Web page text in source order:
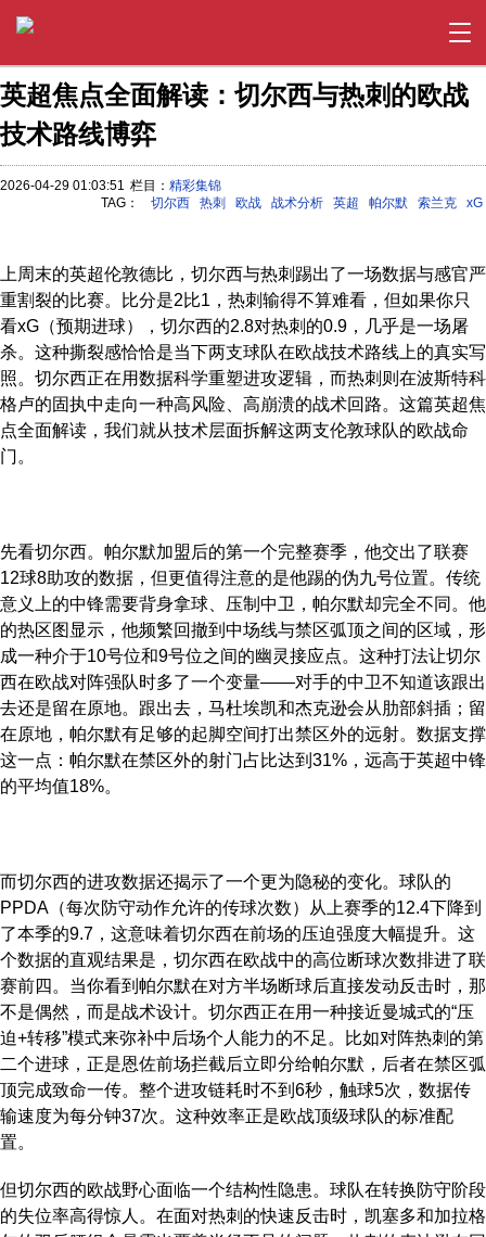
英超焦点全面解读：切尔西与热刺的欧战
技术路线博弈
2026-04-29 01:03:51 栏目： 精彩集锦
TAG：
切尔西 热刺 欧战 战术分析 英超 帕尔默 索兰克 xG
上周末的英超伦敦德比，切尔西与热刺踢出了一场数据与感官严
重割裂的比赛。比分是2比1，热刺输得不算难看，但如果你只
看xG（预期进球），切尔西的2.8对热刺的0.9，几乎是一场屠
杀。这种撕裂感恰恰是当下两支球队在欧战技术路线上的真实写
照。切尔西正在用数据科学重塑进攻逻辑，而热刺则在波斯特科
格卢的固执中走向一种高风险、高崩溃的战术回路。这篇英超焦
点全面解读，我们就从技术层面拆解这两支伦敦球队的欧战命
门。
先看切尔西。帕尔默加盟后的第一个完整赛季，他交出了联赛
12球8助攻的数据，但更值得注意的是他踢的伪九号位置。传统
意义上的中锋需要背身拿球、压制中卫，帕尔默却完全不同。他
的热区图显示，他频繁回撤到中场线与禁区弧顶之间的区域，形
成一种介于10号位和9号位之间的幽灵接应点。这种打法让切尔
西在欧战对阵强队时多了一个变量——对手的中卫不知道该跟出
去还是留在原地。跟出去，马杜埃凯和杰克逊会从肋部斜插；留
在原地，帕尔默有足够的起脚空间打出禁区外的远射。数据支撑
这一点：帕尔默在禁区外的射门占比达到31%，远高于英超中锋
的平均值18%。
而切尔西的进攻数据还揭示了一个更为隐秘的变化。球队的
PPDA（每次防守动作允许的传球次数）从上赛季的12.4下降到
了本季的9.7，这意味着切尔西在前场的压迫强度大幅提升。这
个数据的直观结果是，切尔西在欧战中的高位断球次数排进了联
赛前四。当你看到帕尔默在对方半场断球后直接发动反击时，那
不是偶然，而是战术设计。切尔西正在用一种接近曼城式的“压
迫+转移”模式来弥补中后场个人能力的不足。比如对阵热刺的第
二个进球，正是恩佐前场拦截后立即分给帕尔默，后者在禁区弧
顶完成致命一传。整个进攻链耗时不到6秒，触球5次，数据传
输速度为每分钟37次。这种效率正是欧战顶级球队的标准配
置。
但切尔西的欧战野心面临一个结构性隐患。球队在转换防守阶段
的失位率高得惊人。在面对热刺的快速反击时，凯塞多和加拉格